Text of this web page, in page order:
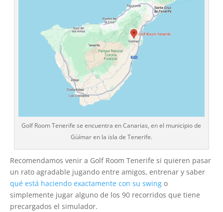
Golf Room Tenerife se encuentra en Canarias, en el municipio de
Güímar en la isla de Tenerife.
Recomendamos venir a Golf Room Tenerife si quieren pasar
un rato agradable jugando entre amigos, entrenar y saber
qué está haciendo exactamente con su swing o
simplemente jugar alguno de los 90 recorridos que tiene
precargados el simulador.